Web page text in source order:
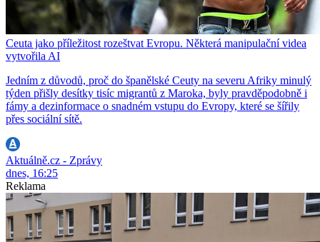
Ceuta jako příležitost rozeštvat Evropu. Některá manipulační videa
vytvořila AI
Jedním z důvodů, proč do španělské Ceuty na severu Afriky minulý
týden přišly desítky tisíc migrantů z Maroka, byly pravděpodobně i
fámy a dezinformace o snadném vstupu do Evropy, které se šířily
přes sociální sítě.
Aktuálně.cz - Zprávy
dnes, 16:25
Reklama